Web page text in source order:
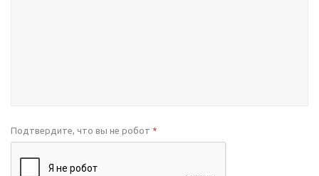
Подтвердите, что вы не робот *